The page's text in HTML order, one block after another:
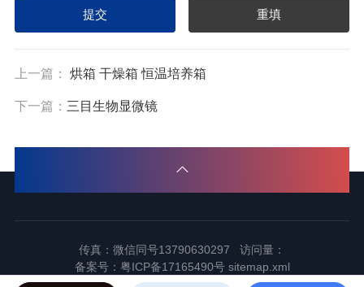
上一篇： 烘箱 干燥箱 恒温培养箱
下一篇： 三目生物显微镜
传真：微信同号13790630297 访问量：
备案号： 粤ICP备17165490号 sitemap.xml